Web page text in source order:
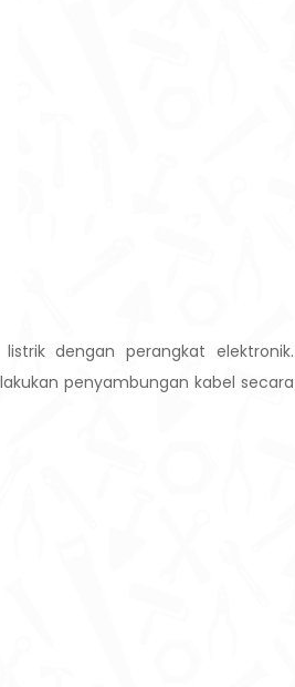
dengan perangkat elektronik.
penyambungan kabel secara